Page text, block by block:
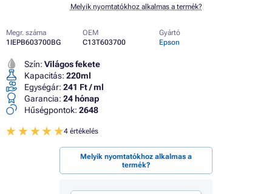
Melyik nyomtatókhoz alkalmas a termék?
Megr. száma
1IEPB603700BG
OEM
C13T603700
Gyártó
Epson
Szín: Világos fekete
Kapacitás: 220ml
Egységár: 241 Ft / ml
Garancia: 24 hónap
Hűségpontok: 2648
4 értékelés
Melyik nyomtatókhoz alkalmas a
termék?